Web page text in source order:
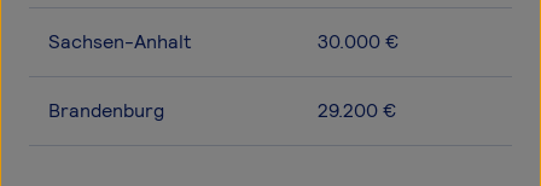
Sachsen-Anhalt 30.000 €
Brandenburg 29.200 €